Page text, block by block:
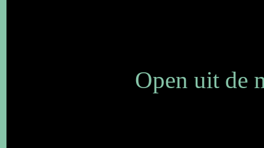
Open uit de